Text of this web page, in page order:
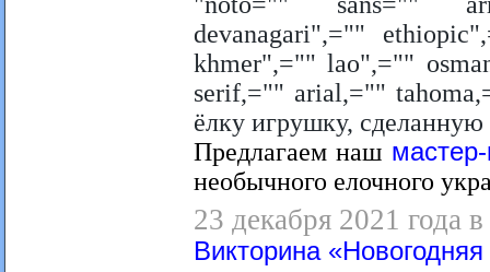
devanagari",=""
khmer",="" lao",=""
serif,="" arial,=""
ёлку игрушку,
Предлагаем наш
необычного елочного
23 декабря 2021 года
Викторина «Новогодняя